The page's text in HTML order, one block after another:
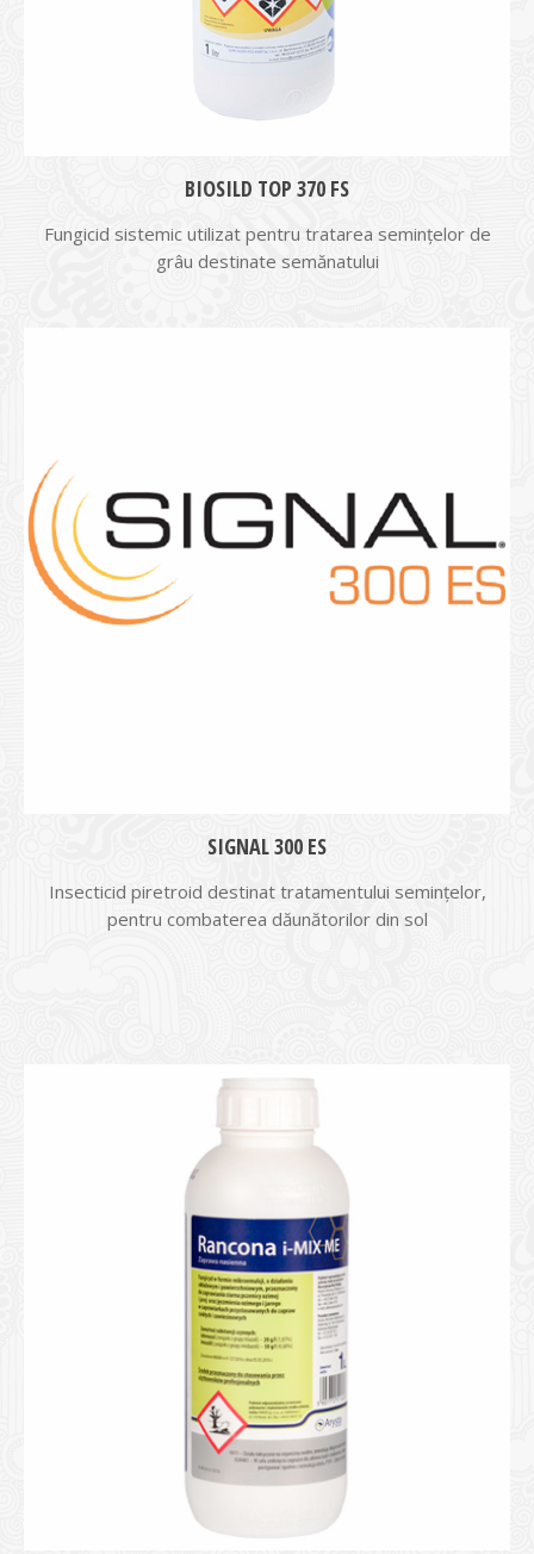
BIOSILD TOP 370 FS
Fungicid sistemic utilizat pentru tratarea seminţelor de
grâu destinate semănatului
SIGNAL 300 ES
Insecticid piretroid destinat tratamentului semințelor,
pentru combaterea dăunătorilor din sol